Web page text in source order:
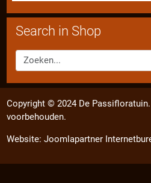
Search in Shop
Copyright © 2024 De
voorbehouden.
Website:Joomlapartner